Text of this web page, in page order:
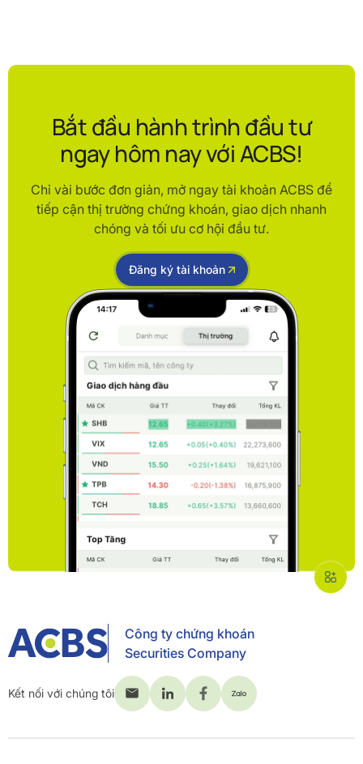
Bắt đầu hành trình đầu tư
ngay hôm nay với ACBS!
Chỉ vài bước đơn giản, mở ngay tài khoản ACBS để
tiếp cận thị trường chứng khoán, giao dịch nhanh
chóng và tối ưu cơ hội đầu tư.
Đăng ký tài khoản
Công ty chứng khoán
Securities Company
Kết nối với chúng tôi